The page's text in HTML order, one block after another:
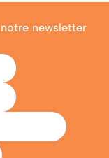
newsletter